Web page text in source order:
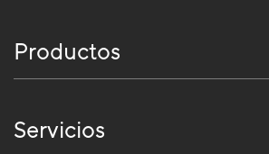
Productos
Servicios